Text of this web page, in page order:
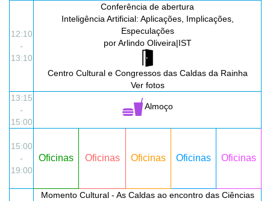
12:10
-
13:10
Conferência de abertura
Inteligência Artificial: Aplicações, Implicações,
Especulações
por Arlindo Oliveira|IST
Centro Cultural e Congressos das Caldas da Rainha
Ver fotos
13:15
-
15:00
Almoço
15:00
-
19:00
Oficinas Oficinas Oficinas Oficinas Oficinas
Momento Cultural - As Caldas ao encontro das Ciências